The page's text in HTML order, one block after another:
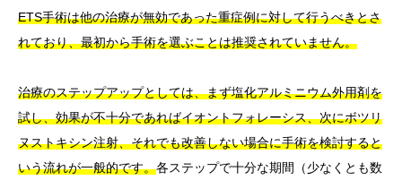
ETS手術は他の治療が無効であった重症例に対して行うべきとさ
れており、最初から手術を選ぶことは推奨されていません。
治療のステップアップとしては、まず塩化アルミニウム外用剤を
試し、効果が不十分であればイオントフォレーシス、次にボツリ
ヌストキシン注射、それでも改善しない場合に手術を検討すると
いう流れが一般的です。各ステップで十分な期間（少なくとも数